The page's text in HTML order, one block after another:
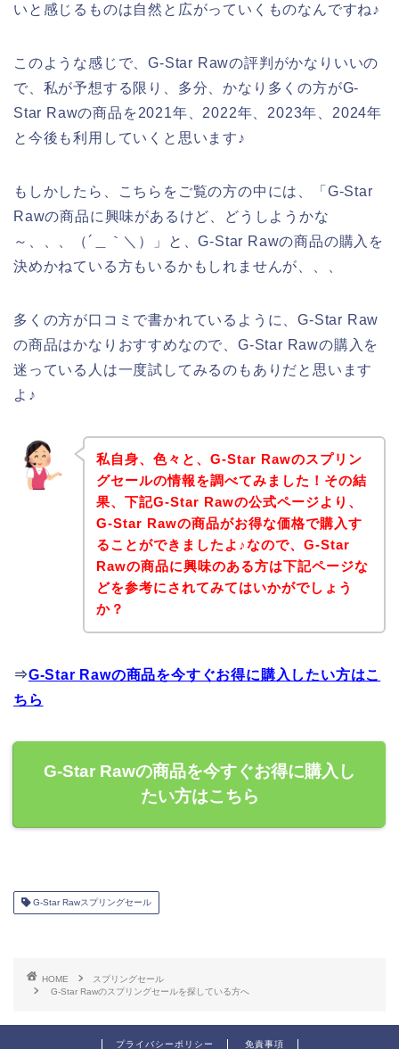
いと感じるものは自然と広がっていくものなんですね♪
このような感じで、G-Star Rawの評判がかなりいいの
で、私が予想する限り、多分、かなり多くの方がG-
Star Rawの商品を2021年、2022年、2023年、2024年
と今後も利用していくと思います♪
もしかしたら、こちらをご覧の方の中には、「G-Star
Rawの商品に興味があるけど、どうしようかな
～、、、（´＿｀＼）」と、G-Star Rawの商品の購入を
決めかねている方もいるかもしれませんが、、、
多くの方が口コミで書かれているように、G-Star Raw
の商品はかなりおすすめなので、G-Star Rawの購入を
迷っている人は一度試してみるのもありだと思います
よ♪
私自身、色々と、G-Star Rawのスプリン
グセールの情報を調べてみました！その結
果、下記G-Star Rawの公式ページより、
G-Star Rawの商品がお得な価格で購入す
ることができましたよ♪なので、G-Star
Rawの商品に興味のある方は下記ページな
どを参考にされてみてはいかがでしょう
か？
⇒G-Star Rawの商品を今すぐお得に購入したい方はこ
ちら
G-Star Rawの商品を今すぐお得に購入し
たい方はこちら
G-Star Rawスプリングセール
HOME
スプリングセール
G-Star Rawのスプリングセールを探している方へ
プライバシーポリシー 免責事項